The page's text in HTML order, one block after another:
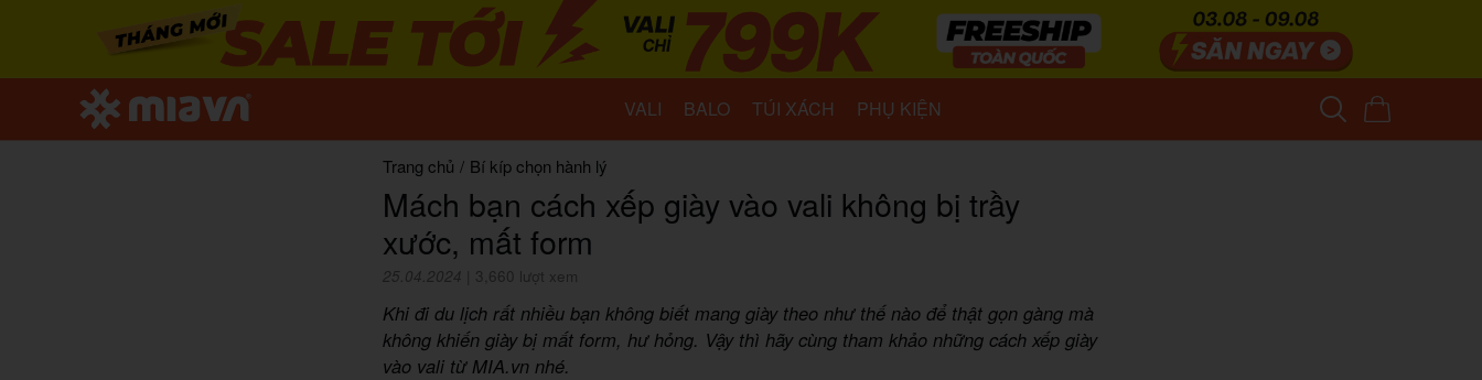
VALI BALO TÚI XÁCH PHỤ KIỆN
Trang chủ / Bí kíp chọn hành lý
Mách bạn cách xếp giày vào vali không bị trầy
xước, mất form
25.04.2024 3,660 lượt xem
Khi đi du lịch rất nhiều bạn không biết mang giày theo như thế nào để thật gọn gàng mà
không khiến giày bị mất form, hư hỏng. Vậy thì hãy cùng tham khảo những cách xếp giày
vào vali từ MIA.vn nhé.